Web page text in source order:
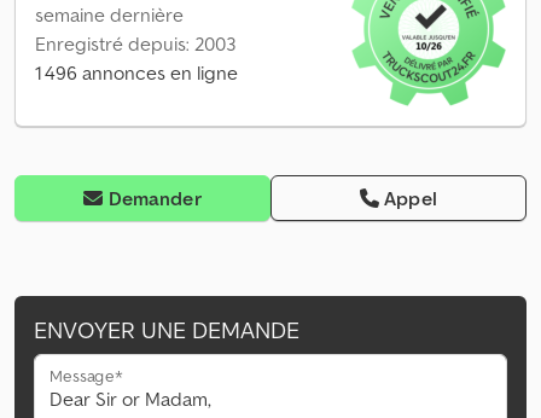
semaine dernière
Enregistré depuis: 2003
1 496 annonces en ligne
Demander Appel
ENVOYER UNE DEMANDE
Message*